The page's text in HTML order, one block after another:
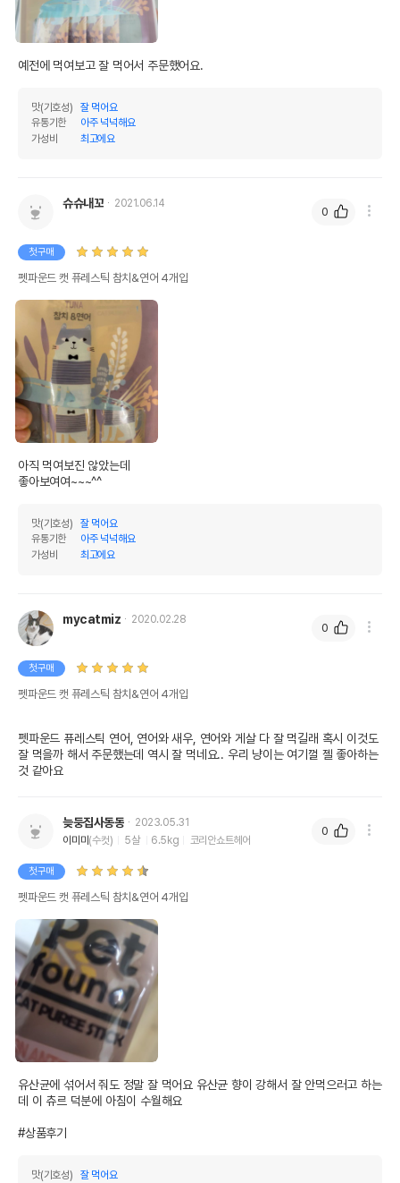
영양정보
조단백질
칼슘
오메가3
오메가6
수분
탄수화물
원료구성
소포장 단위 14g x 4개
권장 연령 생후 3개월 이상
* 해당 정보는 브랜드사 사정에 의해 일부 변경될 수 있습니다.
상품 필수 정보
법에 의한 인증,허가 등을
받았음을 확인할수 있는
경우 그에 대한 사항
제조자,수입품의 경우
수입자를 함께 표기
AS책임자와 전화번호
또는 소비자상담 관련
전화번호
유통기한
단, 상품명에 유통기한 명시된 경우, 해당
유통기한을 따릅니다.
예전에 먹여보고 잘 먹어서 주문했어요.
맛(기호성)
잘 먹어요
유통기한
아주 넉넉해요
가성비
최고에요
슈슈내꼬 2021.06.14
첫구매
펫파운드 캣 퓨레스틱 참치&연어 4개입
아직 먹여보진 않았는데
좋아보여여~~~^^
맛(기호성)
잘 먹어요
유통기한
아주 넉넉해요
가성비
최고에요
0
mycatmiz 2020.02.28
첫구매
펫파운드 캣 퓨레스틱 참치&연어 4개입
펫파운드 퓨레스틱 연어, 연어와 새우, 연어와 게살 다 잘 먹길래 혹시 이것도
잘 먹을까 해서 주문했는데 역시 잘 먹네요.. 우리 냥이는 여기껄 젤 좋아하는
것 같아요
0
늦둥집사동동
2023.05.31
이미미(수컷) 5살 6.5kg 코리안쇼트헤어
첫구매
펫파운드 캣 퓨레스틱 참치&연어 4개입
유산균에 섞어서 줘도 정말 잘 먹어요 유산균 향이 강해서 잘 안먹으러고 하는
데 이 츄르 덕분에 아침이 수월해요
#상품후기
맛(기호성)
잘 먹어요
0